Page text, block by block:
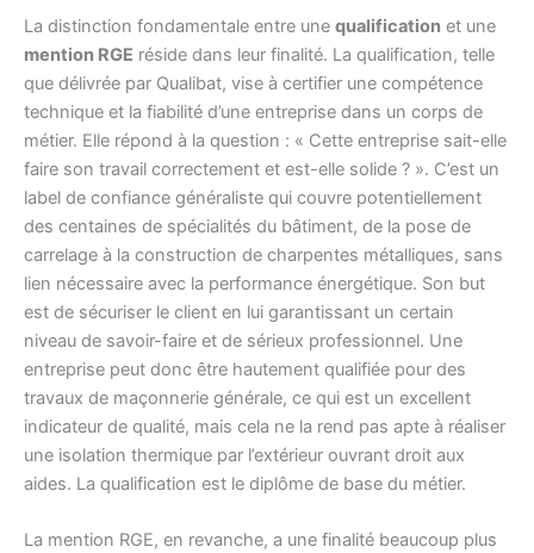
La distinction fondamentale entre une qualification et une
mention RGE réside dans leur finalité. La qualification, telle
que délivrée par Qualibat, vise à certifier une compétence
technique et la fiabilité d’une entreprise dans un corps de
métier. Elle répond à la question : « Cette entreprise sait-elle
faire son travail correctement et est-elle solide ? ». C’est un
label de confiance généraliste qui couvre potentiellement
des centaines de spécialités du bâtiment, de la pose de
carrelage à la construction de charpentes métalliques, sans
lien nécessaire avec la performance énergétique. Son but
est de sécuriser le client en lui garantissant un certain
niveau de savoir-faire et de sérieux professionnel. Une
entreprise peut donc être hautement qualifiée pour des
travaux de maçonnerie générale, ce qui est un excellent
indicateur de qualité, mais cela ne la rend pas apte à réaliser
une isolation thermique par l’extérieur ouvrant droit aux
aides. La qualification est le diplôme de base du métier.
La mention RGE, en revanche, a une finalité beaucoup plus